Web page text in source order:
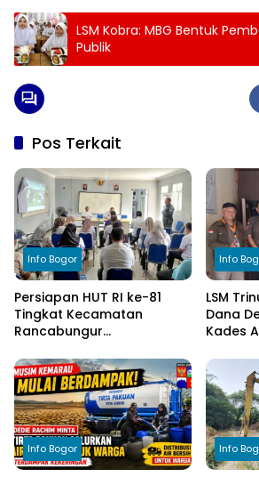
LSM Kobra: MBG Bentuk
Publik
Pos Terkait
Info Bogor
Persiapan HUT RI ke-81
Tingkat Kecamatan
Rancabungur
Cimulang, Libatkan Seluruh
Elemen Masyarakat
Info
LSM
Dana
Kades
Info Bogor Info